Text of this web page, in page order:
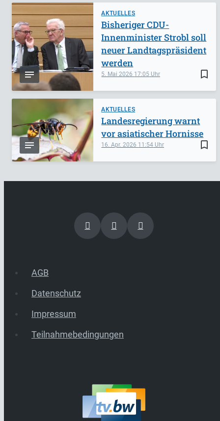
AKTUELLES
bookmark_border
5. Mai 2026 17:05
Bisheriger CDU-
Innenminister Strobl soll
neuer Landtagspräsident
werden
AKTUELLES
bookmark_border
16. Apr. 2026 11:54
Landesregierung warnt
vor asiatischer Hornisse
AGB
Datenschutz
Impressum
Teilnahmebedingungen